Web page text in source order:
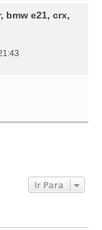
bmw e21, crx,
Ir Para